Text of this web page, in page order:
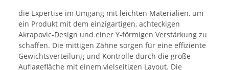
die Expertise im Umgang mit leichten Materialien, um
ein Produkt mit dem einzigartigen, achteckigen
Akrapovic-Design und einer Y-förmigen Verstärkung zu
schaffen. Die mittigen Zähne sorgen für eine effiziente
Gewichtsverteilung und Kontrolle durch die große
Auflagefläche mit einem vielseitigen Layout. Die